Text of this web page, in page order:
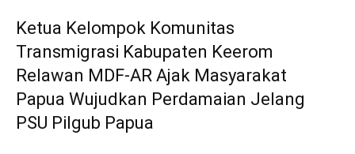
Ketua Kelompok Komunitas
Transmigrasi Kabupaten Keerom
Relawan MDF-AR Ajak Masyarakat
Papua Wujudkan Perdamaian Jelang
PSU Pilgub Papua